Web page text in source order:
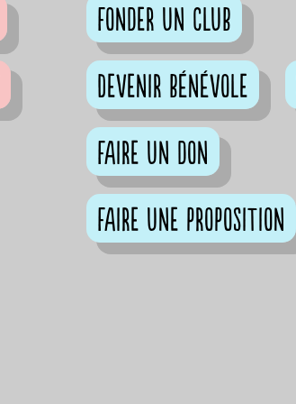
Fonder un club
Devenir bénévole
Faire un don
Faire une proposition